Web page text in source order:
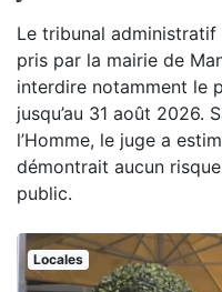
Le tribunal administratif
pris par la mairie de
interdire notamment le
jusqu’au 31 août 2026.
l’Homme, le juge a
démontrait aucun
public.
Locales